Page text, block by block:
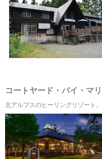
コートヤード・バイ・マ
北アルプスのヒーリングリゾート